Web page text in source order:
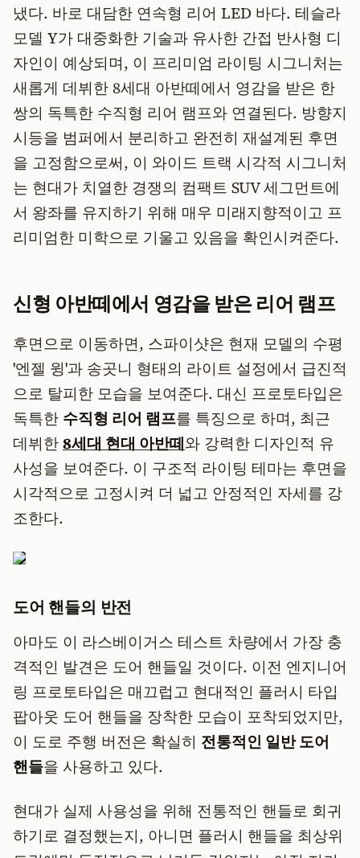
냈다. 바로 대담한 연속형 리어 LED 바다. 테슬라
모델 Y가 대중화한 기술과 유사한 간접 반사형 디
자인이 예상되며, 이 프리미엄 라이팅 시그니처는
새롭게 데뷔한 8세대 아반떼에서 영감을 받은 한
쌍의 독특한 수직형 리어 램프와 연결된다. 방향지
시등을 범퍼에서 분리하고 완전히 재설계된 후면
을 고정함으로써, 이 와이드 트랙 시각적 시그니처
는 현대가 치열한 경쟁의 컴팩트 SUV 세그먼트에
서 왕좌를 유지하기 위해 매우 미래지향적이고 프
리미엄한 미학으로 기울고 있음을 확인시켜준다.
신형 아반떼에서 영감을 받은 리어 램프
후면으로 이동하면, 스파이샷은 현재 모델의 수평
'엔젤 윙'과 송곳니 형태의 라이트 설정에서 급진적
으로 탈피한 모습을 보여준다. 대신 프로토타입은
독특한 수직형 리어 램프를 특징으로 하며, 최근
데뷔한8세대 현대 아반떼와 강력한 디자인적 유
사성을 보여준다. 이 구조적 라이팅 테마는 후면을
시각적으로 고정시켜 더 넓고 안정적인 자세를 강
조한다.
도어 핸들의 반전
아마도 이 라스베이거스 테스트 차량에서 가장 충
격적인 발견은 도어 핸들일 것이다. 이전 엔지니어
링 프로토타입은 매끄럽고 현대적인 플러시 타입
팝아웃 도어 핸들을 장착한 모습이 포착되었지만,
이 도로 주행 버전은 확실히 전통적인 일반 도어
핸들을 사용하고 있다.
현대가 실제 사용성을 위해 전통적인 핸들로 회귀
하기로 결정했는지, 아니면 플러시 핸들을 최상위